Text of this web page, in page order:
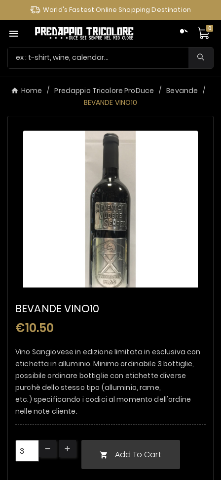
World's Fastest Online Shopping Destination
 0
Home Predappio Tricolore ProDuce
Bevande
BEVANDE VINO10
BEVANDE VINO10
€10.50
Vino Sangiovese in edizione limitata in esclusiva con
etichetta in alluminio. Minimo ordinabile 3 bottiglie,
possibile ordinare bottiglie con etichette diverse
purchè dello stesso tipo (alluminio, rame,
etc.) specificando i codici al momento dell'ordine
nelle note cliente.
 Add To Cart